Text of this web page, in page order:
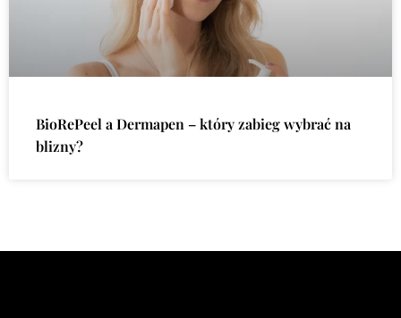
BioRePeel a Dermapen – który zabieg wybrać na
blizny?